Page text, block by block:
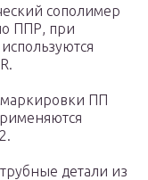
сополимер
ППР, при
ПП
детали из